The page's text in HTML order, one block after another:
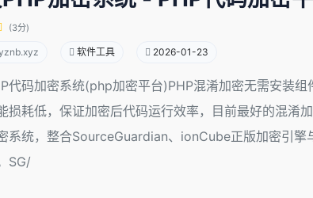
(3分)
软件工具 2026-01-23
代码加密系统(php加密平台)PHP混淆加密无需安装
损耗低，保证加密后代码运行效率，目前最好的混淆
系统，整合SourceGuardian、ionCube正版加密引
SG/